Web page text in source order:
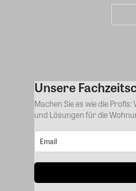
Unsere
Machen Sie es wie die
und Lösungen für die